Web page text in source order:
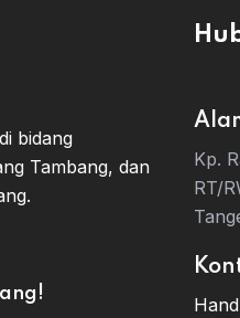
bidang
Tambang, dan
Kp.
RT/